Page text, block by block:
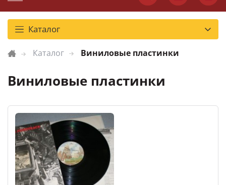
Каталог
Каталог Виниловые пластинки
Виниловые пластинки